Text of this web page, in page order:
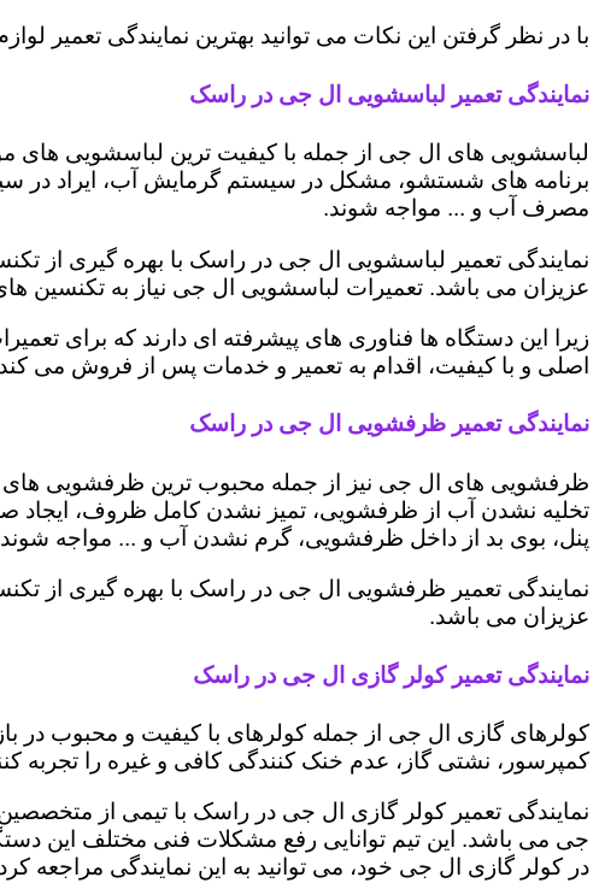
با در نظر گرفتن این نکات می توانید بهترین نمایندگی تعمیر
نمایندگی تعمیر لباسشویی ال جی در راسک
لباسشویی های ال جی از جمله با کیفیت ترین لباسشویی های
برنامه های شستشو، مشکل در سیستم گرمایش آب، ایراد
مصرف آب و ... مواجه شوند.
نمایندگی تعمیر لباسشویی ال جی در راسک با بهره گیری از
عزیزان می باشد. تعمیرات لباسشویی ال جی نیاز به تکنسین
زیرا این دستگاه ها فناوری های پیشرفته ای دارند که برای
اصلی و با کیفیت، اقدام به تعمیر و خدمات پس از فروش می کند
نمایندگی تعمیر ظرفشویی ال جی در راسک
ظرفشویی های ال جی نیز از جمله محبوب ترین ظرفشویی های
تخلیه نشدن آب از ظرفشویی، تمیز نشدن کامل ظروف، ایجاد
پنل، بوی بد از داخل ظرفشویی، گرم نشدن آب و ... مواجه
نمایندگی تعمیر ظرفشویی ال جی در راسک با بهره گیری از
عزیزان می باشد.
نمایندگی تعمیر کولر گازی ال جی در راسک
کولرهای گازی ال جی از جمله کولرهای با کیفیت و محبوب در
کمپرسور، نشتی گاز، عدم خنک کنندگی کافی و غیره را تجربه
نمایندگی تعمیر کولر گازی ال جی در راسک با تیمی از
جی می باشد. این تیم توانایی رفع مشکلات فنی مختلف این
در کولر گازی ال جی خود، می توانید به این نمایندگی مراجعه